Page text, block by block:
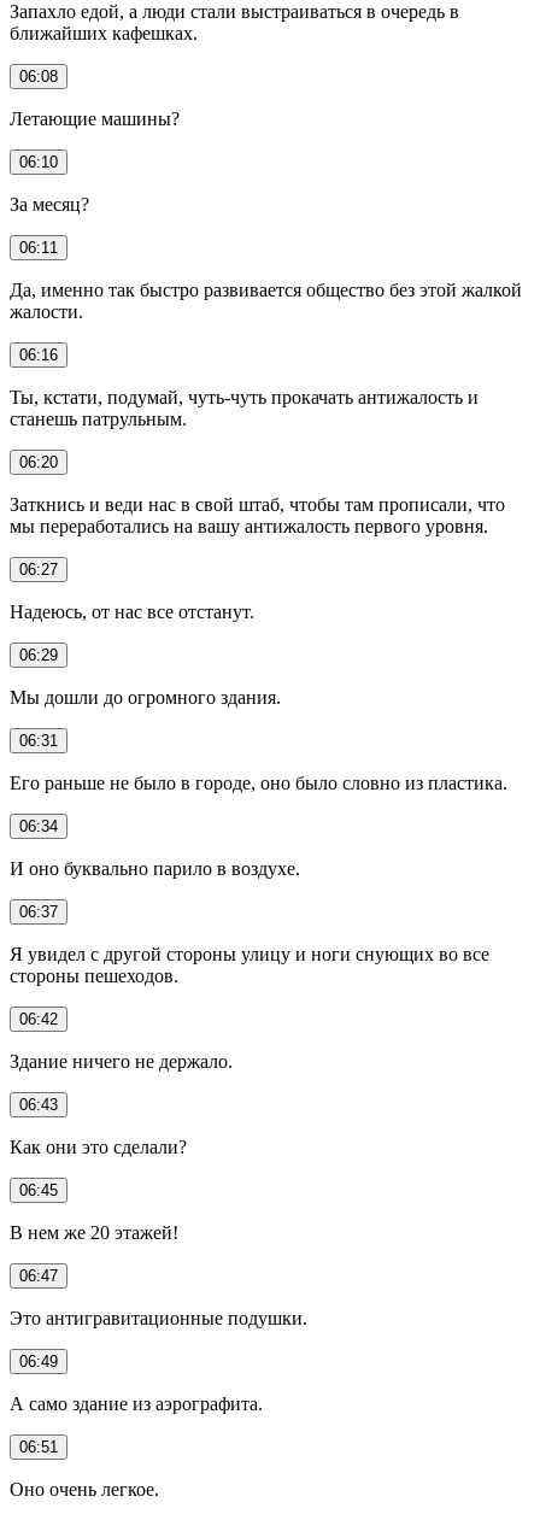
Запахло едой, а люди стали выстраиваться в очередь в
ближайших кафешках.
06:08
Летающие машины?
06:10
За месяц?
06:11
Да, именно так быстро развивается общество без этой жалкой
жалости.
06:16
Ты, кстати, подумай, чуть-чуть прокачать антижалость и
станешь патрульным.
06:20
Заткнись и веди нас в свой штаб, чтобы там прописали, что
мы переработались на вашу антижалость первого уровня.
06:27
Надеюсь, от нас все отстанут.
06:29
Мы дошли до огромного здания.
06:31
Его раньше не было в городе, оно было словно из пластика.
06:34
И оно буквально парило в воздухе.
06:37
Я увидел с другой стороны улицу и ноги снующих во все
стороны пешеходов.
06:42
Здание ничего не держало.
06:43
Как они это сделали?
06:45
В нем же 20 этажей!
06:47
Это антигравитационные подушки.
06:49
А само здание из аэрографита.
06:51
Оно очень легкое.